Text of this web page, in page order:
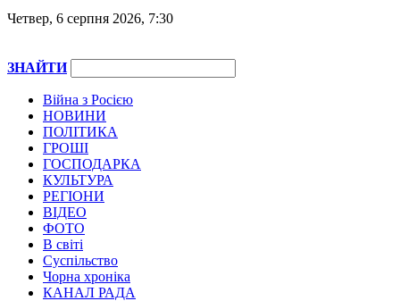
Четвер, 6 серпня 2026, 7:30
ЗНАЙТИ
Війна з Росією
НОВИНИ
ПОЛІТИКА
ГРОШІ
ГОСПОДАРКА
КУЛЬТУРА
РЕГІОНИ
ВІДЕО
ФОТО
В світі
Суспільство
Чорна хроніка
КАНАЛ РАДА